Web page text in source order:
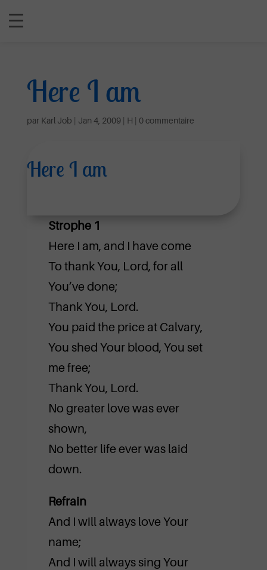
Here I am
par Karl Job | Jan 4, 2009| H | 0 commentaire
Here I am
Strophe 1
Here I am, and I have come
To thank You, Lord, for all
You’ve done;
Thank You, Lord.
You paid the price at Calvary,
You shed Your blood, You set
me free;
Thank You, Lord.
No greater love was ever
shown,
No better life ever was laid
down.
Refrain
And I will always love Your
name;
And I will always sing Your